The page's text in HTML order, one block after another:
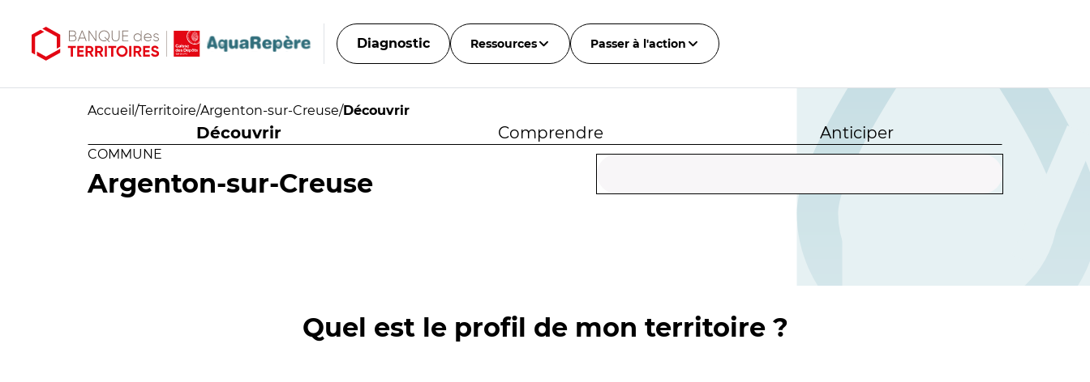
Diagnostic Ressources Passer à l'action
Accueil /Territoire/Argenton-sur-Creuse/Découvrir
Découvrir Comprendre Anticiper
COMMUNE
Argenton-sur-Creuse
Quel est le profil de mon territoire ?